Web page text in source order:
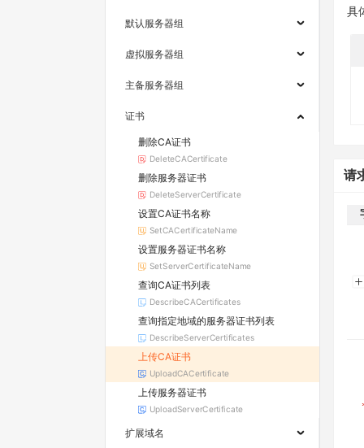
默认服务器组
虚拟服务器组
主备服务器组
证书
删除CA证书
DeleteCACertificate
删除服务器证书
DeleteServerCertificate
设置CA证书名称
SetCACertificateName
设置服务器证书名称
SetServerCertificateName
查询CA证书列表
DescribeCACertificates
查询指定地域的服务器证书列表
DescribeServerCertificates
上传CA证书
UploadCACertificate
上传服务器证书
UploadServerCertificate
扩展域名
具
请